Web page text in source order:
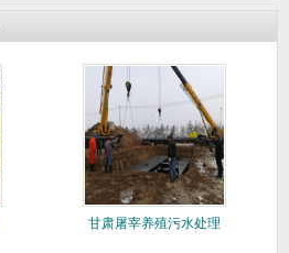
甘肃屠宰养殖污水处理